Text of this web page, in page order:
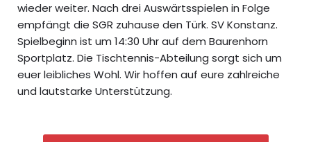
wieder weiter. Nach drei Auswärtsspielen in Folge
empfängt die SGR zuhause den Türk. SV Konstanz.
Spielbeginn ist um 14:30 Uhr auf dem Baurenhorn
Sportplatz. Die Tischtennis-Abteilung sorgt sich um
euer leibliches Wohl. Wir hoffen auf eure zahlreiche
und lautstarke Unterstützung.